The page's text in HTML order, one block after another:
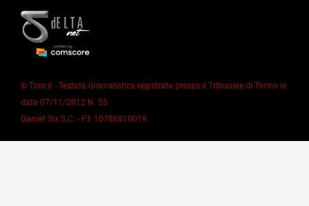
© Toro.it - Testata Giornalistica registrata presso il Tribunale di Torino in
data 07/11/2012 N. 55
Garnet Six S.C. - P.I. 10786810019